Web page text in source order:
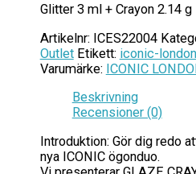
Glitter 3 ml + Crayon 2.14 g
Artikelnr: ICES22004
Outlet Etikett: iconic-
Varumärke: ICONIC
Beskrivning
Recensioner (0)
Introduktion: Gör dig redo
nya ICONIC ögonduo.